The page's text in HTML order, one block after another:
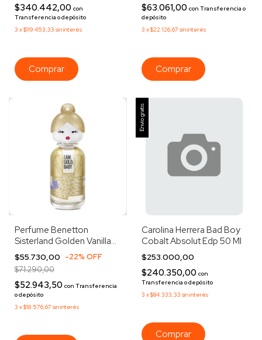
$340.442,00 con
Transferencia o depósito
3 x$119.453,33 sin interés
$63.061,00 con Transferencia o
depósito
3 x$22.126,67 sin interés
Perfume Benetton
Sisterland Golden Vanilla
Mujer Edp 80ml
$55.730,00 -22% OFF
$71.290,00
$52.943,50 con Transferencia
o depósito
3 x$18.576,67 sin interés
Envío gratis
Carolina Herrera Bad Boy
Cobalt Absolut Edp 50 Ml
$253.000,00
$240.350,00 con
Transferencia o depósito
3 x$84.333,33 sin interés